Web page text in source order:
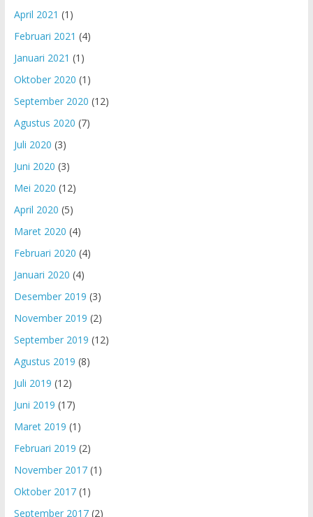
April 2021 (1)
Februari 2021 (4)
Januari 2021 (1)
Oktober 2020 (1)
September 2020 (12)
Agustus 2020 (7)
Juli 2020 (3)
Juni 2020 (3)
Mei 2020 (12)
April 2020 (5)
Maret 2020 (4)
Februari 2020 (4)
Januari 2020 (4)
Desember 2019 (3)
November 2019 (2)
September 2019 (12)
Agustus 2019 (8)
Juli 2019 (12)
Juni 2019 (17)
Maret 2019 (1)
Februari 2019 (2)
November 2017(1)
Oktober 2017(1)
September 2017(2)